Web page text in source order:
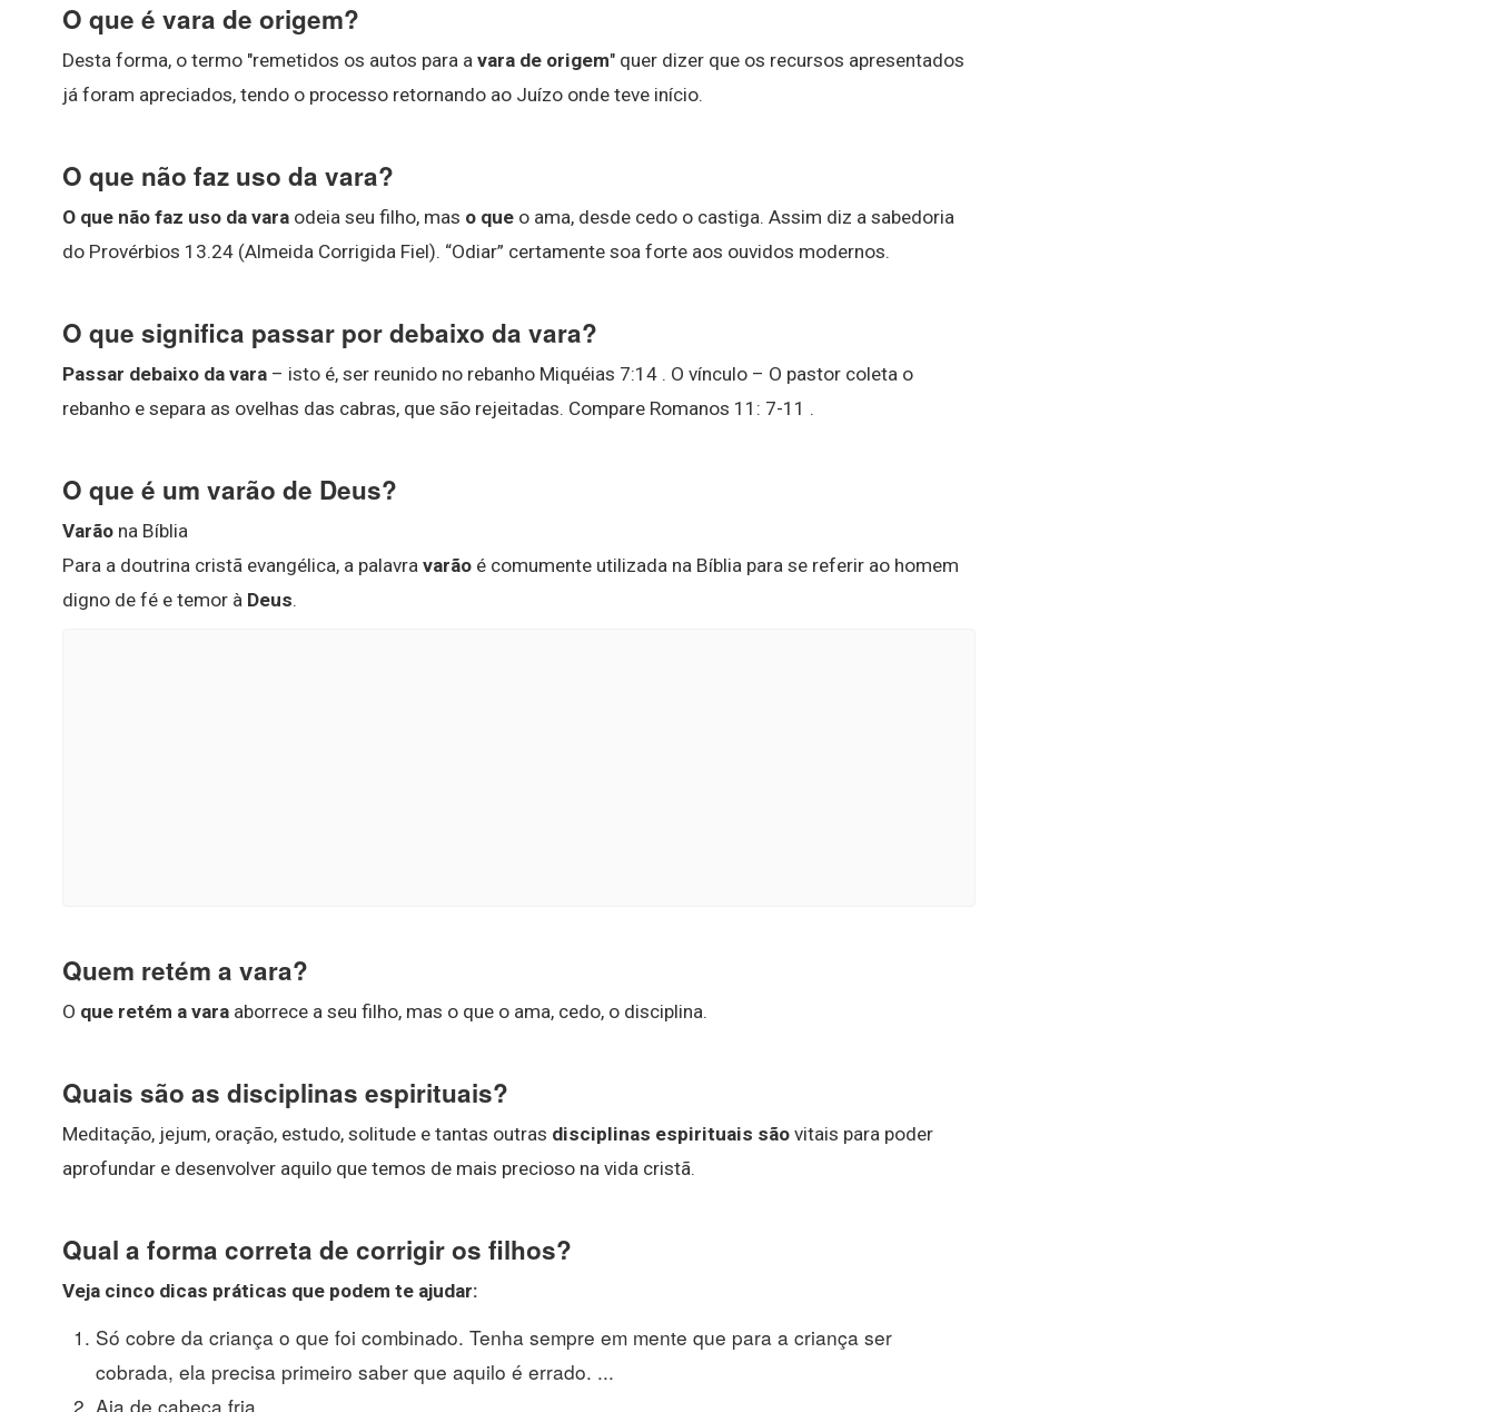
O que é vara de origem?
Desta forma, o termo "remetidos os autos para a vara de origem" quer dizer que os recursos apresentados
já foram apreciados, tendo o processo retornando ao Juízo onde teve início.
O que não faz uso da vara?
O que não faz uso da vara odeia seu filho, mas o que o ama, desde cedo o castiga. Assim diz a sabedoria
do Provérbios 13.24 (Almeida Corrigida Fiel). “Odiar” certamente soa forte aos ouvidos modernos.
O que significa passar por debaixo da vara?
Passar debaixo da vara – isto é, ser reunido no rebanho Miquéias 7:14 . O vínculo – O pastor coleta o
rebanho e separa as ovelhas das cabras, que são rejeitadas. Compare Romanos 11: 7-11 .
O que é um varão de Deus?
Varão na Bíblia
Para a doutrina cristã evangélica, a palavra varão é comumente utilizada na Bíblia para se referir ao homem
digno de fé e temor à Deus.
Quem retém a vara?
O que retém a vara aborrece a seu filho, mas o que o ama, cedo, o disciplina.
Quais são as disciplinas espirituais?
Meditação, jejum, oração, estudo, solitude e tantas outras disciplinas espirituais são vitais para poder
aprofundar e desenvolver aquilo que temos de mais precioso na vida cristã.
Qual a forma correta de corrigir os filhos?
Veja cinco dicas práticas que podem te ajudar:
Só cobre da criança o que foi combinado. Tenha sempre em mente que para a criança ser
cobrada, ela precisa primeiro saber que aquilo é errado. ...
Aja de cabeça fria. ...